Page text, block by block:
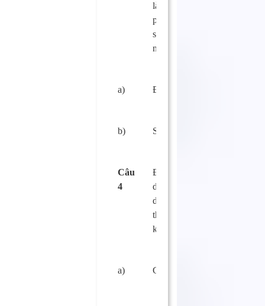
làm ô nhiễm thực
phẩm gây hại đến
sức khỏe của con
người?
a) Đúng
b) Sai.
Câu
4
Động vật chết do
dịch bệnh có được
dùng để chế biến
thực phẩm hay
không?
a) Có.